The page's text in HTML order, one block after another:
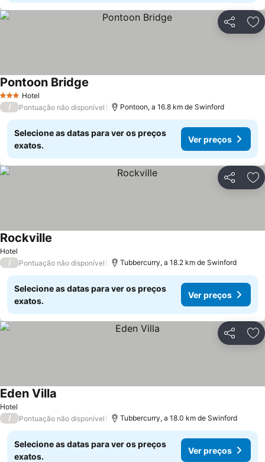
Partilhar
3 EstrelasHotel
Pontoon Bridge
/ Pontuação não disponível Pontoon, a 16.8 km de Swinford
Selecione as datas para ver os preços
exatos.
Ver preços
Partilhar
Hotel
Rockville
/ Pontuação não disponível Tubbercurry, a 18.2 km de Swinford
Selecione as datas para ver os preços
exatos.
Ver preços
Partilhar
Hotel
Eden Villa
/ Pontuação não disponível Tubbercurry, a 18.0 km de Swinford
Selecione as datas para ver os preços
exatos.
Ver preços